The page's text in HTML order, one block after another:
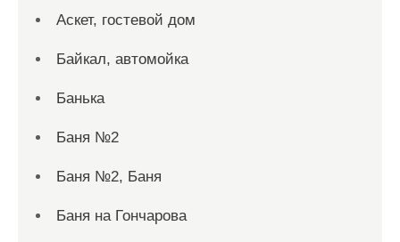
Аскет, гостевой дом
Байкал, автомойка
Банька
Баня №2
Баня №2, Баня
Баня на Гончарова